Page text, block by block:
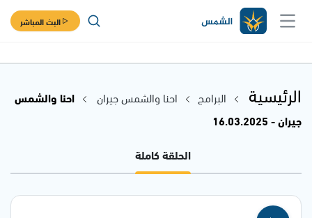
البث المباشر
الرئيسية البرامج احنا والشمس جيران
احنا والشمس
جيران - 16.03.2025
الحلقة كاملة